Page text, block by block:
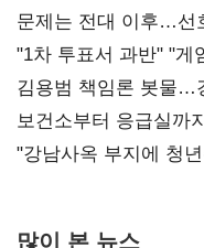
문제는 전대 이후…선
불복'
"1차 투표서 과반" "
김용범 책임론 봇물…
보건소부터 응급실까
"강남사옥 부지에 청
많이 본 뉴스